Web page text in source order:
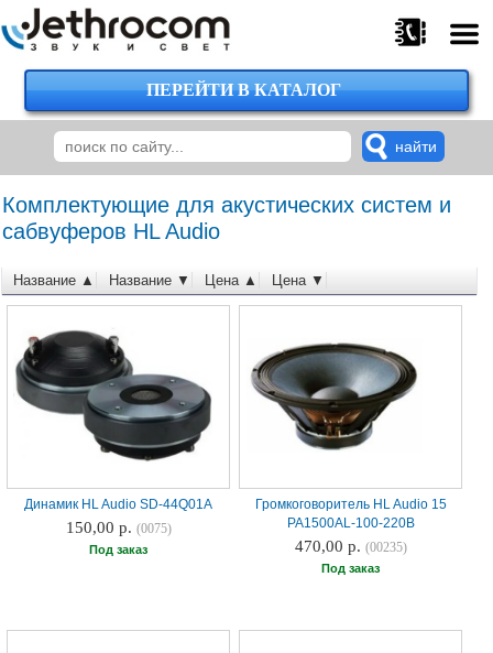
375
224-
00-
00
29
38
620-
38-
38
0162
ПЕРЕЙТИ В КАТАЛОГ
Комплектующие для акустических систем и
сабвуферов HL Audio
Название ▲ Название ▼ Цена ▲ Цена ▼
Динамик HL Audio SD-44Q01A
150,00 р. (0075)
Под заказ
Громкоговоритель HL Audio 15
PA1500AL-100-220B
470,00 р. (00235)
Под заказ